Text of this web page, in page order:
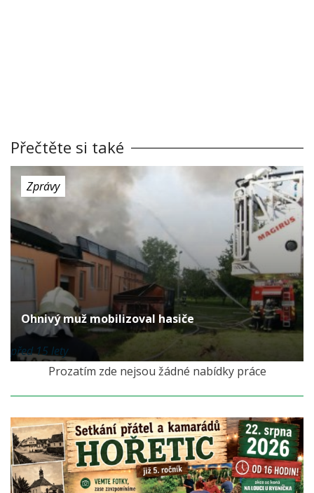
Přečtěte si také
Zprávy
Ohnivý muž mobilizoval hasiče
před 15 lety
Prozatím zde nejsou žádné nabídky práce